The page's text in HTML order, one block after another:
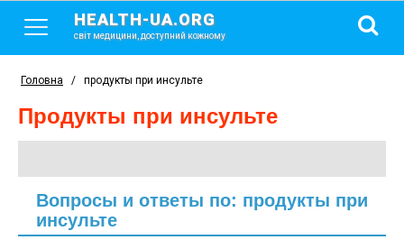
HEALTH-UA.ORG
світ медицини, доступний кожному
Головна / продукты при инсульте
продукты при инсульте
Вопросы и ответы по: продукты при
инсульте